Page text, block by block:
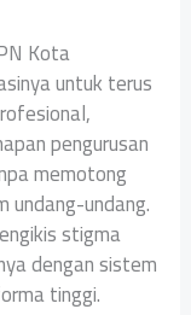
Kota
untuk terus
pengurusan
memotong
undang-undang.
stigma
dengan sistem
tinggi.